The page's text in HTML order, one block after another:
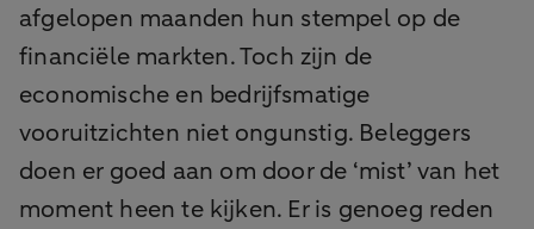
afgelopen maanden hun stempel op de
financiële markten. Toch zijn de
economische en bedrijfsmatige
vooruitzichten niet ongunstig. Beleggers
doen er goed aan om door de ‘mist’ van het
moment heen te kijken. Er is genoeg reden